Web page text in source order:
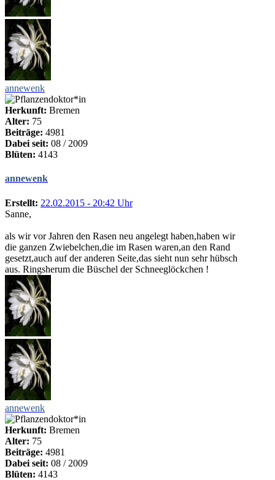
annewenk
Herkunft: Bremen
Alter: 75
Beiträge: 4981
Dabei seit: 08 / 2009
Blüten: 4143
annewenk
Erstellt: 22.02.2015 - 20:42 Uhr
Sanne,
als wir vor Jahren den Rasen neu angelegt haben,haben wir
die ganzen Zwiebelchen,die im Rasen waren,an den Rand
gesetzt,auch auf der anderen Seite,das sieht nun sehr hübsch
aus. Ringsherum die Büschel der Schneeglöckchen !
annewenk
Herkunft: Bremen
Alter: 75
Beiträge: 4981
Dabei seit: 08 / 2009
Blüten: 4143